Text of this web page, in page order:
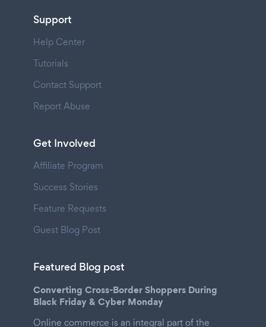
Support
Help Center
Tutorials
Contact Support
Report Abuse
Get Involved
Affiliate Program
Success Stories
Feature Requests
Guest Blog Post
Featured Blog post
Converting Cross-Border Shoppers During
Black Friday & Cyber Monday
Online commerce is an integral part of the